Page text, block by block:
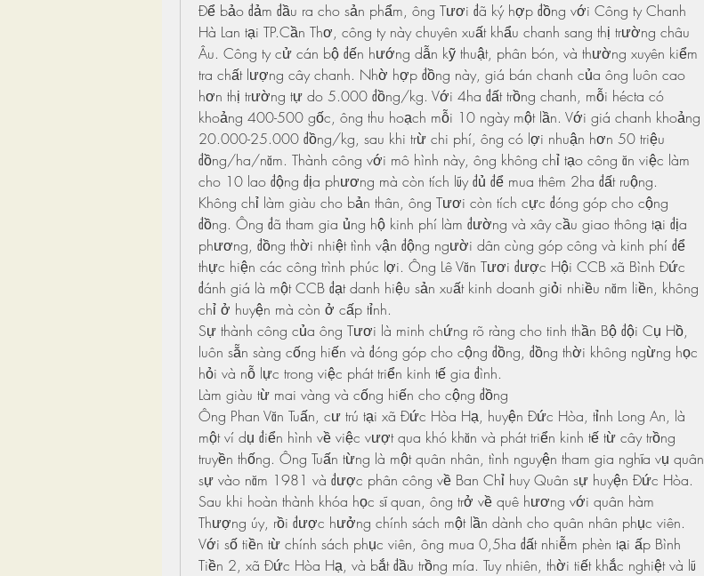
Để bảo đảm đầu ra cho sản phẩm, ông Tươi đã ký hợp đồng với Công ty Chanh
Hà Lan tại TP.Cần Thơ, công ty này chuyên xuất khẩu chanh sang thị trường châu
Âu. Công ty cử cán bộ đến hướng dẫn kỹ thuật, phân bón, và thường xuyên kiểm
tra chất lượng cây chanh. Nhờ hợp đồng này, giá bán chanh của ông luôn cao
hơn thị trường tự do 5.000 đồng/kg. Với 4ha đất trồng chanh, mỗi hécta có
khoảng 400-500 gốc, ông thu hoạch mỗi 10 ngày một lần. Với giá chanh khoảng
20.000-25.000 đồng/kg, sau khi trừ chi phí, ông có lợi nhuận hơn 50 triệu
đồng/ha/năm. Thành công với mô hình này, ông không chỉ tạo công ăn việc làm
cho 10 lao động địa phương mà còn tích lũy đủ để mua thêm 2ha đất ruộng.
Không chỉ làm giàu cho bản thân, ông Tươi còn tích cực đóng góp cho cộng
đồng. Ông đã tham gia ủng hộ kinh phí làm đường và xây cầu giao thông tại địa
phương, đồng thời nhiệt tình vận động người dân cùng góp công và kinh phí để
thực hiện các công trình phúc lợi. Ông Lê Văn Tươi được Hội CCB xã Bình Đức
đánh giá là một CCB đạt danh hiệu sản xuất kinh doanh giỏi nhiều năm liền, không
chỉ ở huyện mà còn ở cấp tỉnh.
Sự thành công của ông Tươi là minh chứng rõ ràng cho tinh thần Bộ đội Cụ Hồ,
luôn sẵn sàng cống hiến và đóng góp cho cộng đồng, đồng thời không ngừng học
hỏi và nỗ lực trong việc phát triển kinh tế gia đình.
Làm giàu từ mai vàng và cống hiến cho cộng đồng
Ông Phan Văn Tuấn, cư trú tại xã Đức Hòa Hạ, huyện Đức Hòa, tỉnh Long An, là
một ví dụ điển hình về việc vượt qua khó khăn và phát triển kinh tế từ cây trồng
truyền thống. Ông Tuấn từng là một quân nhân, tình nguyện tham gia nghĩa vụ quân
sự vào năm 1981 và được phân công về Ban Chỉ huy Quân sự huyện Đức Hòa.
Sau khi hoàn thành khóa học sĩ quan, ông trở về quê hương với quân hàm
Thượng úy, rồi được hưởng chính sách một lần dành cho quân nhân phục viên.
Với số tiền từ chính sách phục viên, ông mua 0,5ha đất nhiễm phèn tại ấp Bình
Tiền 2, xã Đức Hòa Hạ, và bắt đầu trồng mía. Tuy nhiên, thời tiết khắc nghiệt và lũ